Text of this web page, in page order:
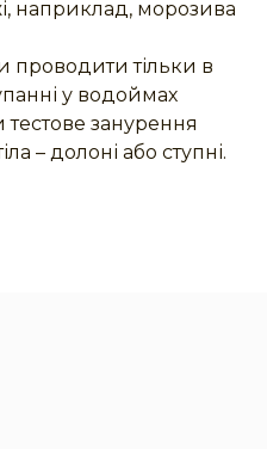
наприклад, морозива
проводити тільки в
у водоймах
занурення
– долоні або ступні.